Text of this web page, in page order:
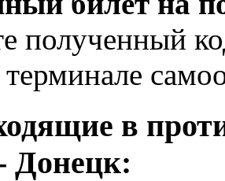
полученный
терминале
в
Донецк: